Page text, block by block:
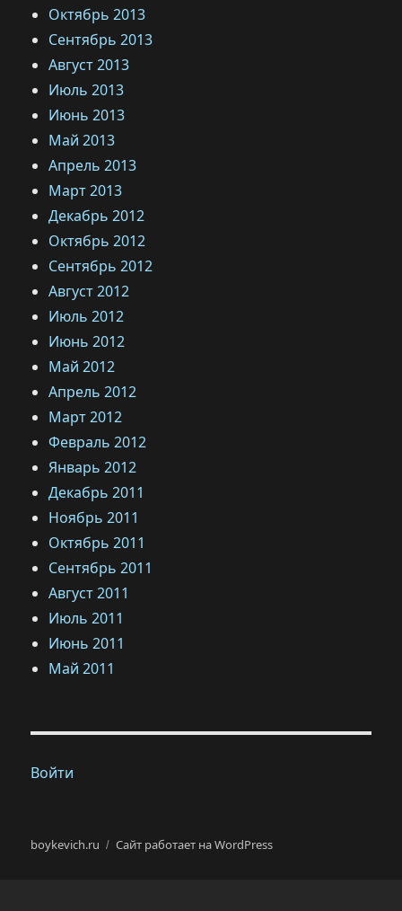
Октябрь 2013
Сентябрь 2013
Август 2013
Июль 2013
Июнь 2013
Май 2013
Апрель 2013
Март 2013
Декабрь 2012
Октябрь 2012
Сентябрь 2012
Август 2012
Июль 2012
Июнь 2012
Май 2012
Апрель 2012
Март 2012
Февраль 2012
Январь 2012
Декабрь 2011
Ноябрь 2011
Октябрь 2011
Сентябрь 2011
Август 2011
Июль 2011
Июнь 2011
Май 2011
Войти
boykevich.ru Сайт работает на WordPress